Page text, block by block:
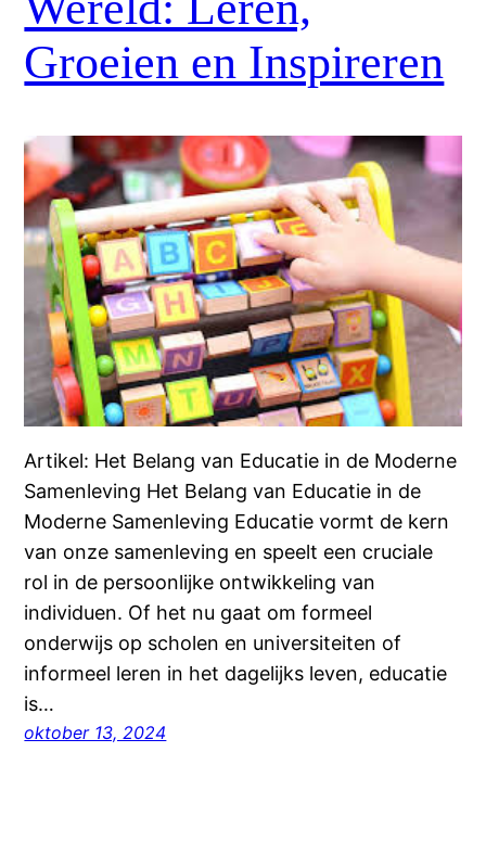
Groeien en Inspireren
Artikel: Het Belang van Educatie in de Moderne
Samenleving Het Belang van Educatie in de
Moderne Samenleving Educatie vormt de kern
van onze samenleving en speelt een cruciale
rol in de persoonlijke ontwikkeling van
individuen. Of het nu gaat om formeel
onderwijs op scholen en universiteiten of
informeel leren in het dagelijks leven, educatie
is…
oktober 13, 2024